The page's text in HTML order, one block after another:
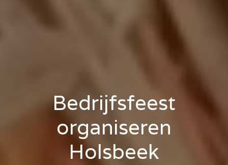
Bedrijfsfeest
organiseren
Holsbeek